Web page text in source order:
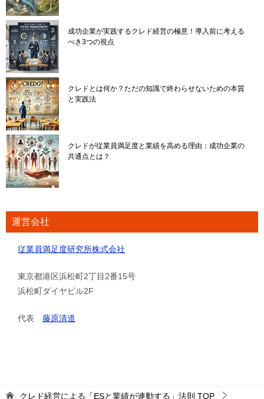
成功企業が実践するクレド経営の極意！導入前に考える
べき3つの視点
クレドとは何か？ただの知識で終わらせないための本質
と実践法
クレドが従業員満足度と業績を高める理由：成功企業の
共通点とは？
運営会社
従業員満足度研究所株式会社
東京都港区浜松町2丁目2番15号
浜松町ダイヤビル2F
代表 藤原清道
クレド経営による「ESと業績が連動する」法則 TOP